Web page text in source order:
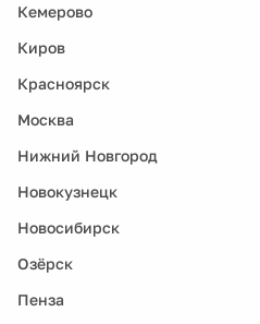
Кемерово
Киров
Красноярск
Москва
Нижний Новгород
Новокузнецк
Новосибирск
Озёрск
Пенза